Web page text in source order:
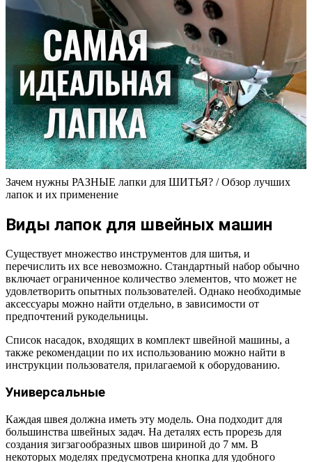
Зачем нужны РАЗНЫЕ лапки для ШИТЬЯ? / Обзор лучших
лапок и их применение
Виды лапок для швейных машин
Существует множество инструментов для шитья, и
перечислить их все невозможно. Стандартный набор обычно
включает ограниченное количество элементов, что может не
удовлетворить опытных пользователей. Однако необходимые
аксессуары можно найти отдельно, в зависимости от
предпочтений рукодельницы.
Список насадок, входящих в комплект швейной машины, а
также рекомендации по их использованию можно найти в
инструкции пользователя, прилагаемой к оборудованию.
Универсальные
Каждая швея должна иметь эту модель. Она подходит для
большинства швейных задач. На деталях есть прорезь для
создания зигзагообразных швов шириной до 7 мм. В
некоторых моделях предусмотрена кнопка для удобного